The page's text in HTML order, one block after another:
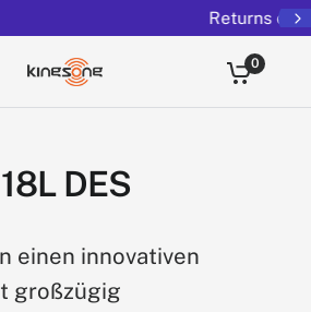
Returns extended to 30 days
0
18L DES
einen innovativen
großzügig